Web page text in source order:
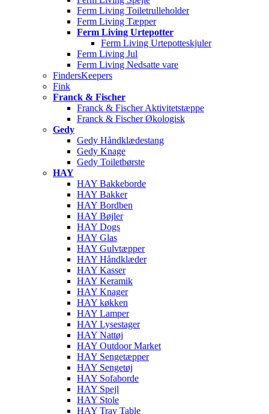
Ferm Living Toiletrulleholder
Ferm Living Tæpper
Ferm Living Urtepotter
Ferm Living Urtepotteskjuler
Ferm Living Jul
Ferm Living Nedsatte vare
FindersKeepers
Fink
Franck & Fischer
Franck & Fischer Aktivitetstæppe
Franck & Fischer Økologisk
Gedy
Gedy Håndklædestang
Gedy Knage
Gedy Toiletbørste
HAY
HAY Bakkeborde
HAY Bakker
HAY Bordben
HAY Bøjler
HAY Dogs
HAY Glas
HAY Gulvtæpper
HAY Håndklæder
HAY Kasser
HAY Keramik
HAY Knager
HAY køkken
HAY Lamper
HAY Lysestager
HAY Nattøj
HAY Outdoor Market
HAY Sengetæpper
HAY Sengetøj
HAY Sofaborde
HAY Spejl
HAY Stole
HAY Tray Table